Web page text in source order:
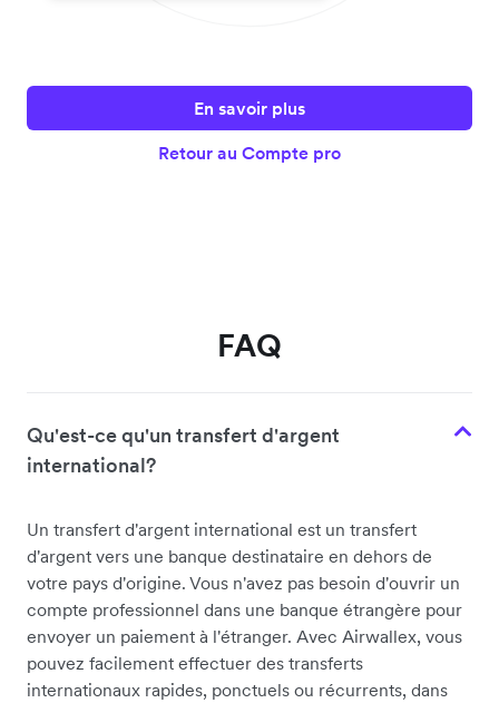
En savoir plus
Retour au Compte pro
FAQ
Qu'est-ce qu'un transfert d'argent
international?
Un transfert d'argent international est un transfert
d'argent vers une banque destinataire en dehors de
votre pays d'origine. Vous n'avez pas besoin d'ouvrir un
compte professionnel dans une banque étrangère pour
envoyer un paiement à l'étranger. Avec Airwallex, vous
pouvez facilement effectuer des transferts
internationaux rapides, ponctuels ou récurrents, dans